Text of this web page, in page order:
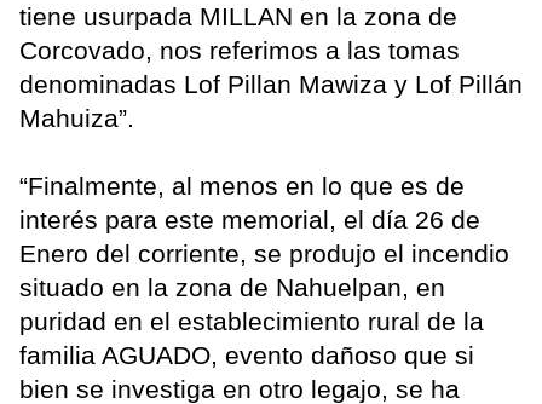
tiene usurpada MILLAN en la zona de
Corcovado, nos referimos a las tomas
denominadas Lof Pillan Mawiza y Lof Pillán
Mahuiza”.
“Finalmente, al menos en lo que es de
interés para este memorial, el día 26 de
Enero del corriente, se produjo el incendio
situado en la zona de Nahuelpan, en
puridad en el establecimiento rural de la
familia AGUADO, evento dañoso que si
bien se investiga en otro legajo, se ha